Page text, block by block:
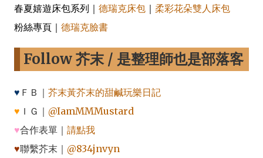
春夏嬉遊床包系列｜ 德瑞克床包 ｜ 柔彩花朵雙人床包
粉絲專頁｜ 德瑞克臉書
Follow 芥末 / 是整理師也是部落客
♥ ＦＢ｜ 芥末黃芥末的甜鹹玩樂日記
♥ ＩＧ｜ @IamMMMustard
♥合作表單｜ 請點我
♥聯繫芥末｜ @834jnvyn